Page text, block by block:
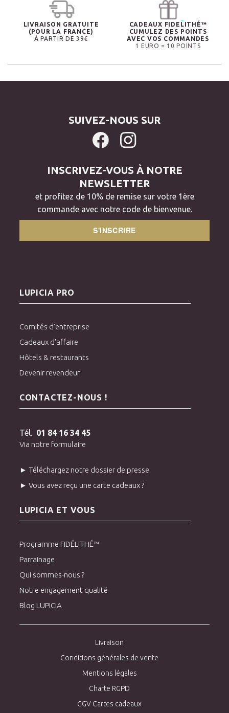
LIVRAISON GRATUITE
(POUR LA FRANCE)
À PARTIR DE 39€
CADEAUX FIDELITHÉ™
CUMULEZ DES POINTS
AVEC VOS COMMANDES
1 EURO = 10 POINTS
SUIVEZ-NOUS SUR
INSCRIVEZ-VOUS À NOTRE
NEWSLETTER
et profitez de 10% de remise sur votre 1ère
commande avec notre code de bienvenue.
S'INSCRIRE
LUPICIA PRO
Comités d'entreprise
Cadeaux d'affaire
Hôtels & restaurants
Devenir revendeur
CONTACTEZ-NOUS !
Tél. 01 84 16 34 45
Via notre formulaire
► Téléchargez notre dossier de presse
► Vous avez reçu une carte cadeaux ?
LUPICIA ET VOUS
Programme FIDÉLITHÉ™
Parrainage
Qui sommes-nous ?
Notre engagement qualité
Blog LUPICIA
Livraison
Conditions générales de vente
Mentions légales
Charte RGPD
CGV Cartes cadeaux